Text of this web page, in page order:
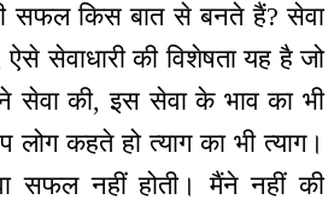
सफल किस बात से बनते हैं? सेवा
सेवाधारी की विशेषता यह है जो
सेवा की, इस सेवा के भाव का भी
कहते हो त्याग का भी त्याग।
सफल नहीं होती। मैंने नहीं की